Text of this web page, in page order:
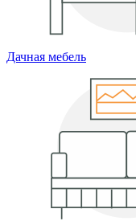
Дачная мебель